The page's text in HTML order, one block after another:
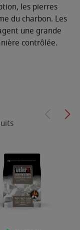
les pierres
du charbon. Les
une grande
contrôlée.